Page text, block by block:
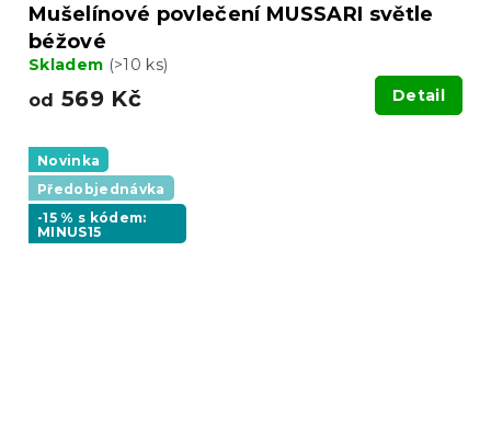
Mušelínové povlečení MUSSARI světle
béžové
Skladem (>10 ks)
od 569 Kč Detail
Novinka
Předobjednávka
-15 % s kódem:
MINUS15